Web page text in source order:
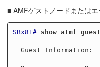
■ AMFゲストノードまたは
SBx81# show atmf